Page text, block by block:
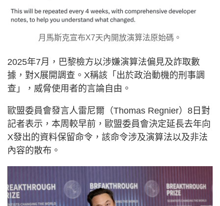
月馬斯克宣布X7天內開放演算法原始碼。
2025年7月，巴黎檢方以涉嫌演算法偏見及詐取數
據，對X展開調查。X稱該「出於政治動機的刑事調
查」，威脅使用者的言論自由。
歐盟委員會發言人雷尼爾（Thomas Regnier）8日對
記者表示，本周較早前，歐盟委員會決定延長去年向
X發出的資料保留命令，該命令涉及演算法以及非法
內容的散布。